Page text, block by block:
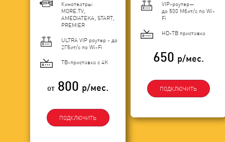
Кинотеатры:
MORE.TV,
AMEDIATEKA, START,
PREMIER
ULTRA VIP роутер - до
2Гбит/c по Wi-Fi
ТВ-приставка с 4K
от 800 р/мес.
ПОДКЛЮЧИТЬ
VIP-роутер—
до 500 Мбит/с по Wi-
Fi
HD-ТВ приставка
650 р/мес.
ПОДКЛЮЧИТЬ